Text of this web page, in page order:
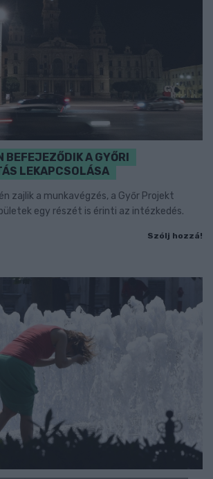
BEFEJEZŐDIK A GYŐRI
LEKAPCSOLÁSA
zajlik a munkavégzés, a Győr Projekt
egy részét is érinti az intézkedés.
Szólj hozzá!